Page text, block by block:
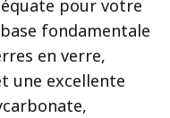
pour votre
fondamentale
en verre,
une excellente